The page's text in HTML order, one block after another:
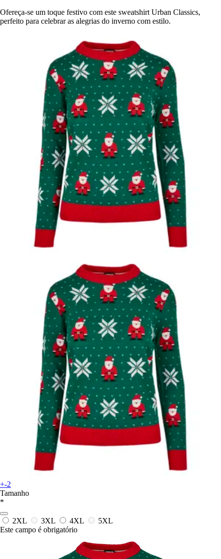
Ofereça-se um toque festivo com este sweatshirt Urban Classics,
perfeito para celebrar as alegrias do inverno com estilo.
+-2
Tamanho
*
2XL 3XL 4XL
5XL
Este campo é obrigatório